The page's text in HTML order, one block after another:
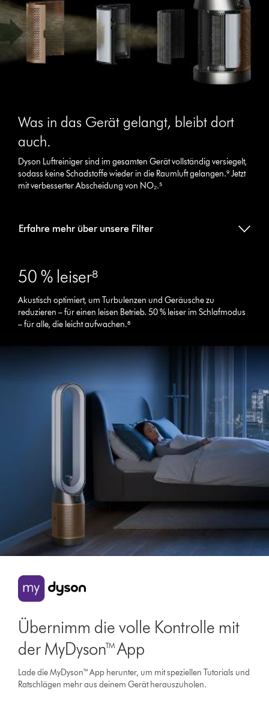
Was in das Gerät gelangt, bleibt dort
auch.
Dyson Luftreiniger sind im gesamten Gerät vollständig versiegelt,
sodass keine Schadstoffe wieder in die Raumluft gelangen.⁹ Jetzt
mit verbesserter Abscheidung von NO₂.⁵
Erfahre mehr über unsere Filter
50 % leiser⁸
Akustisch optimiert, um Turbulenzen und Geräusche zu
reduzieren – für einen leisen Betrieb. 50 % leiser im Schlafmodus
– für alle, die leicht aufwachen.⁸
Übernimm die volle Kontrolle mit
der MyDyson™ App
Lade die MyDyson™ App herunter, um mit speziellen Tutorials und
Ratschlägen mehr aus deinem Gerät herauszuholen.